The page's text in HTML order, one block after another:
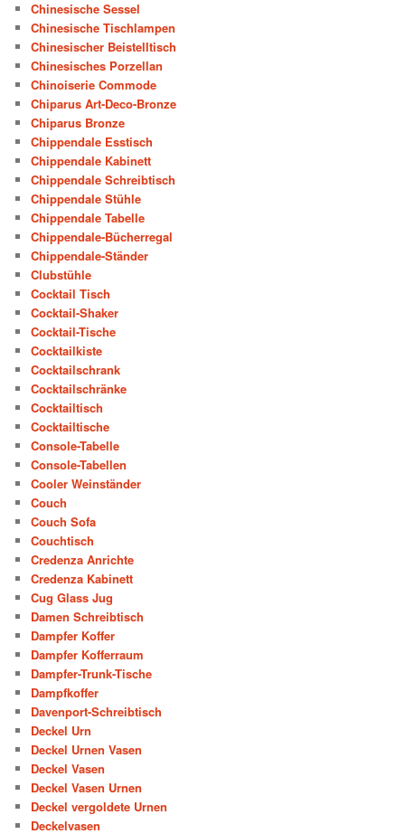
Chinesische Sessel
Chinesische Tischlampen
Chinesischer Beistelltisch
Chinesisches Porzellan
Chinoiserie Commode
Chiparus Art-Deco-Bronze
Chiparus Bronze
Chippendale Esstisch
Chippendale Kabinett
Chippendale Schreibtisch
Chippendale Stühle
Chippendale Tabelle
Chippendale-Bücherregal
Chippendale-Ständer
Clubstühle
Cocktail Tisch
Cocktail-Shaker
Cocktail-Tische
Cocktailkiste
Cocktailschrank
Cocktailschränke
Cocktailtisch
Cocktailtische
Console-Tabelle
Console-Tabellen
Cooler Weinständer
Couch
Couch Sofa
Couchtisch
Credenza Anrichte
Credenza Kabinett
Cug Glass Jug
Damen Schreibtisch
Dampfer Koffer
Dampfer Kofferraum
Dampfer-Trunk-Tische
Dampfkoffer
Davenport-Schreibtisch
Deckel Urn
Deckel Urnen Vasen
Deckel Vasen
Deckel Vasen Urnen
Deckel vergoldete Urnen
Deckelvasen